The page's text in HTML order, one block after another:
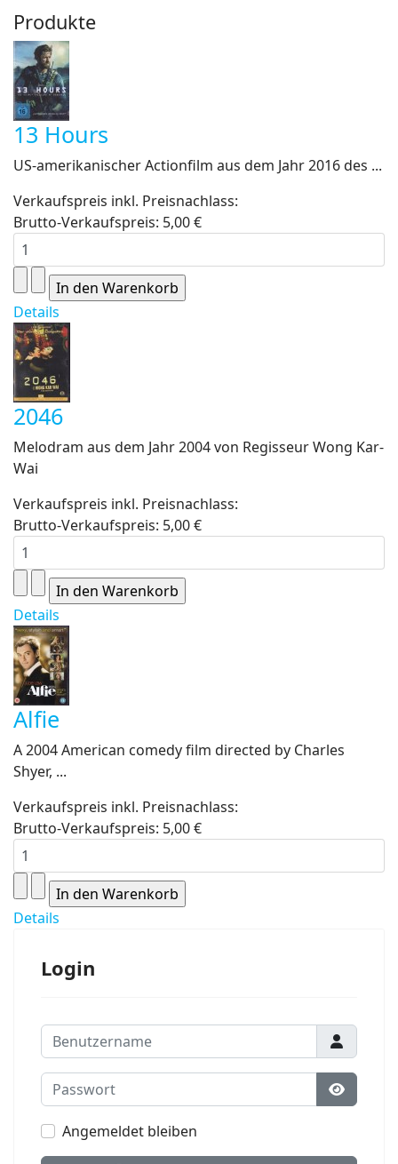
Produkte
13 Hours
US-amerikanischer Actionfilm aus dem Jahr 2016 des ...
Verkaufspreis inkl. Preisnachlass:
Brutto-Verkaufspreis: 5,00 €
Details
2046
Melodram aus dem Jahr 2004 von Regisseur Wong Kar-
Wai
Verkaufspreis inkl. Preisnachlass:
Brutto-Verkaufspreis: 5,00 €
Details
Alfie
A 2004 American comedy film directed by Charles
Shyer, ...
Verkaufspreis inkl. Preisnachlass:
Brutto-Verkaufspreis: 5,00 €
Details
Login
Benutzername
Passwort
Angemeldet bleiben